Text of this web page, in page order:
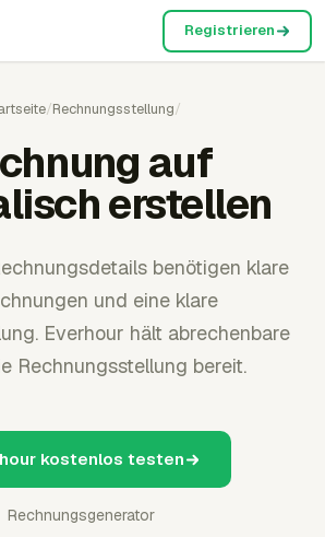
Registrieren
/Rechnungsstellung/
auf
erstellen
benötigen klare
und eine klare
Everhour hält abrechenbare
Rechnungsstellung bereit.
kostenlos testen
Rechnungsgenerator